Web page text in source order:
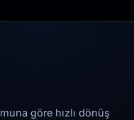
göre hızlı dönüş